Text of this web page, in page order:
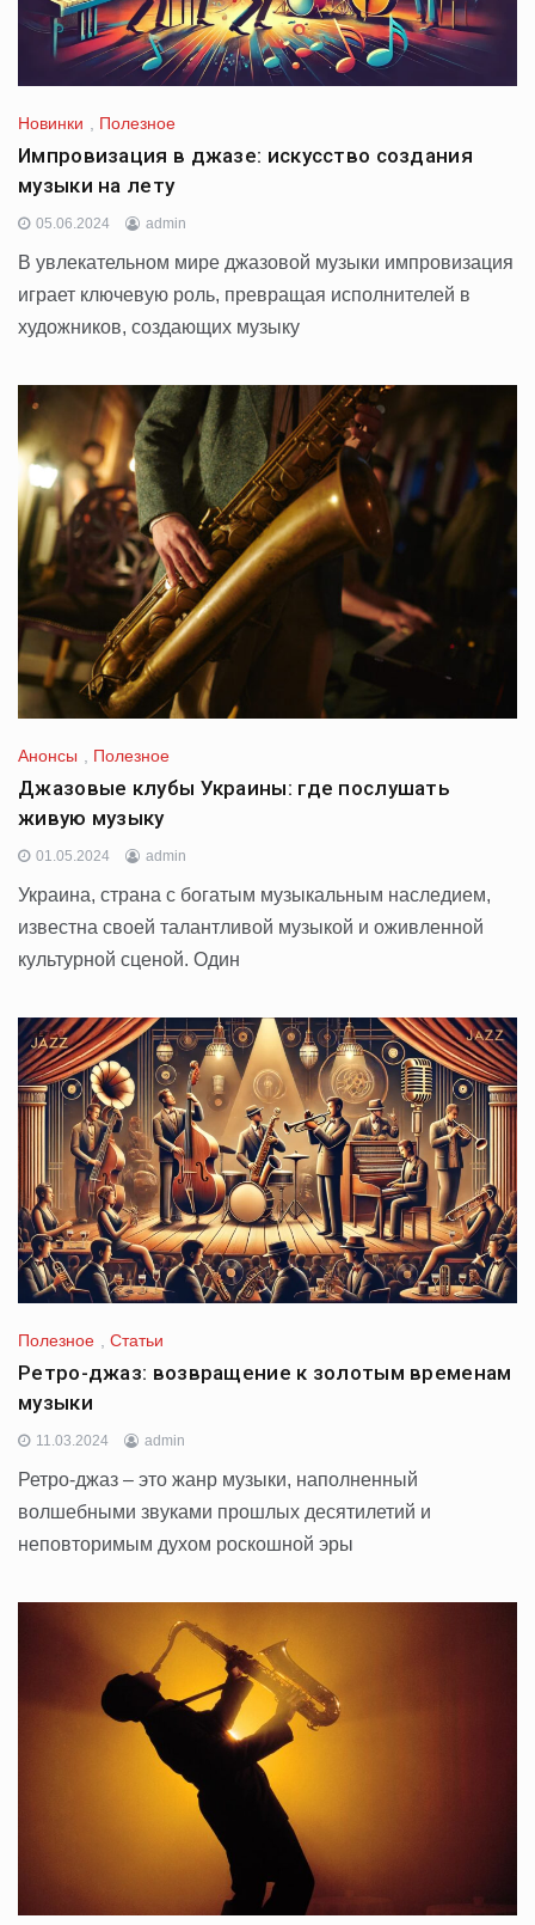
Новинки Полезное
Импровизация в джазе: искусство создания
музыки на лету
05.06.2024 admin
В увлекательном мире джазовой музыки импровизация
играет ключевую роль, превращая исполнителей в
художников, создающих музыку
Анонсы Полезное
Джазовые клубы Украины: где послушать
живую музыку
01.05.2024 admin
Украина, страна с богатым музыкальным наследием,
известна своей талантливой музыкой и оживленной
культурной сценой. Один
Полезное , Статьи
Ретро-джаз: возвращение к золотым временам
музыки
11.03.2024 admin
Ретро-джаз – это жанр музыки, наполненный
волшебными звуками прошлых десятилетий и
неповторимым духом роскошной эры